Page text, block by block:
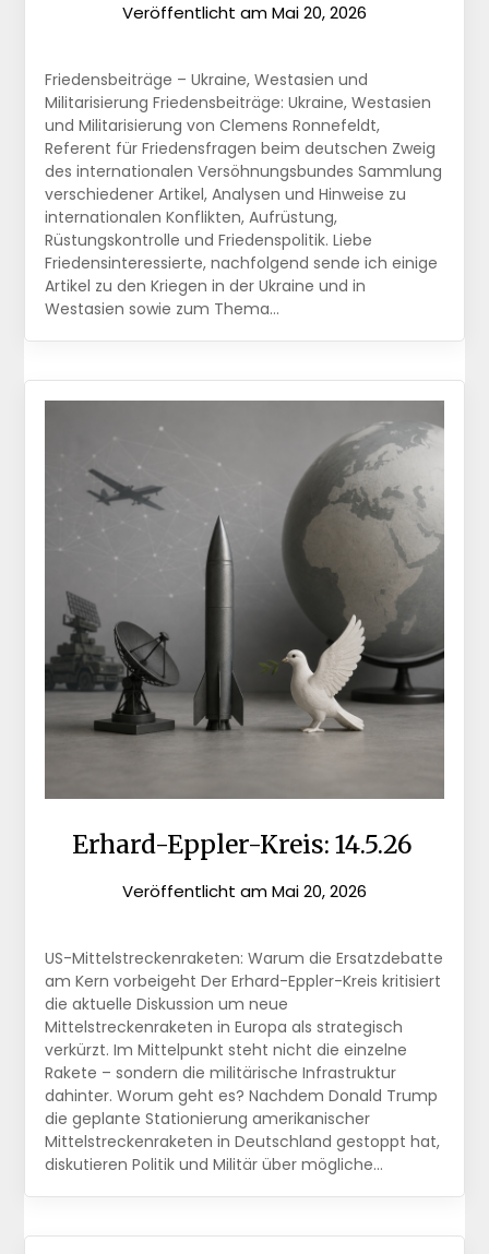
Veröffentlicht amMai 20, 2026
Friedensbeiträge – Ukraine, Westasien und
Militarisierung Friedensbeiträge: Ukraine, Westasien
und Militarisierung von Clemens Ronnefeldt,
Referent für Friedensfragen beim deutschen Zweig
des internationalen Versöhnungsbundes Sammlung
verschiedener Artikel, Analysen und Hinweise zu
internationalen Konflikten, Aufrüstung,
Rüstungskontrolle und Friedenspolitik. Liebe
Friedensinteressierte, nachfolgend sende ich einige
Artikel zu den Kriegen in der Ukraine und in
Westasien sowie zum Thema…
Erhard-Eppler-Kreis: 14.5.26
Veröffentlicht amMai 20, 2026
US-Mittelstreckenraketen: Warum die Ersatzdebatte
am Kern vorbeigeht Der Erhard-Eppler-Kreis kritisiert
die aktuelle Diskussion um neue
Mittelstreckenraketen in Europa als strategisch
verkürzt. Im Mittelpunkt steht nicht die einzelne
Rakete – sondern die militärische Infrastruktur
dahinter. Worum geht es? Nachdem Donald Trump
die geplante Stationierung amerikanischer
Mittelstreckenraketen in Deutschland gestoppt hat,
diskutieren Politik und Militär über mögliche…